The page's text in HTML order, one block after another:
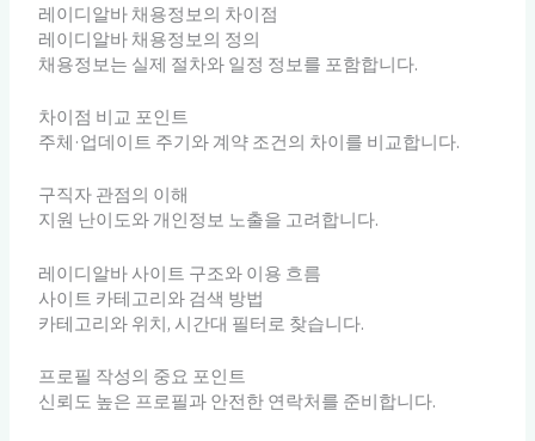
레이디알바 채용정보의 차이점
레이디알바 채용정보의 정의
채용정보는 실제 절차와 일정 정보를 포함합니다.
차이점 비교 포인트
주체·업데이트 주기와 계약 조건의 차이를 비교합니다.
구직자 관점의 이해
지원 난이도와 개인정보 노출을 고려합니다.
레이디알바 사이트 구조와 이용 흐름
사이트 카테고리와 검색 방법
카테고리와 위치, 시간대 필터로 찾습니다.
프로필 작성의 중요 포인트
신뢰도 높은 프로필과 안전한 연락처를 준비합니다.